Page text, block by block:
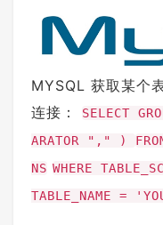
MYSQL 获取某个
连接：
SELECT
ARATOR "," )
NS WHERE
TABLE_NAME =